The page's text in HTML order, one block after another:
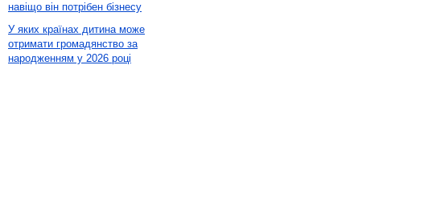
навіщо він потрібен бізнесу
У яких країнах дитина може
отримати громадянство за
народженням у 2026 році